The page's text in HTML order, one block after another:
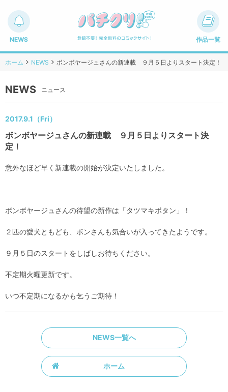
NEWS 作品一覧
ホーム NEWS ボンボヤージュさんの新連載 ９月５日よりスタート決定！
NEWS ニュース
2017.9.1（Fri）
ボンボヤージュさんの新連載 ９月５日よりスタート決
定！
意外なほど早く新連載の開始が決定いたしました。
ボンボヤージュさんの待望の新作は「タツマキボタン」！
２匹の愛犬ともども、ボンさんも気合いが入ってきたようです。
９月５日のスタートをしばしお待ちください。
不定期火曜更新です。
いつ不定期になるかも乞うご期待！
NEWS一覧へ
ホーム